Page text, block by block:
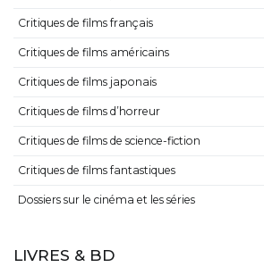
Critiques de films français
Critiques de films américains
Critiques de films japonais
Critiques de films d’horreur
Critiques de films de science-fiction
Critiques de films fantastiques
Dossiers sur le cinéma et les séries
LIVRES & BD